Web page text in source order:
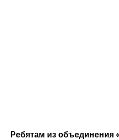
Ребятам из объединения